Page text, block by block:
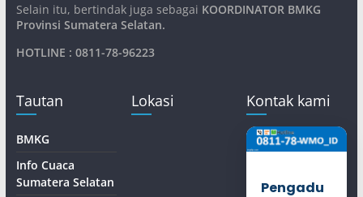
Selain itu, bertindak juga sebagai KOORDINATOR BMKG
Provinsi Sumatera Selatan.
HOTLINE : 0811-78-96223
Tautan
BMKG
Info Cuaca
Sumatera Selatan
Lokasi Kontak kami
Pengadu